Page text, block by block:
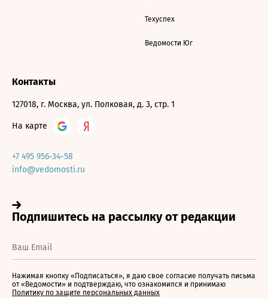
Техуспех
Ведомости Юг
Контакты
127018, г. Москва, ул. Полковая, д. 3, стр. 1
На карте
+7 495 956-34-58
info@vedomosti.ru
Нажимая кнопку «Подписаться», я даю свое согласие получать письма
от «Ведомости» и подтверждаю, что ознакомился и принимаю
Политику по защите персональных данных